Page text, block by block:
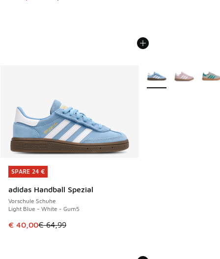
SPARE 24 €
adidas Handball Spezial
Vorschule Schuhe
Light Blue - White - Gum5
Dieser Artikel ist im Sale. Der Preis ist von € 64,99 auf €
€ 40,00€ 64,99
SPARE 24 €
Weitere Farben